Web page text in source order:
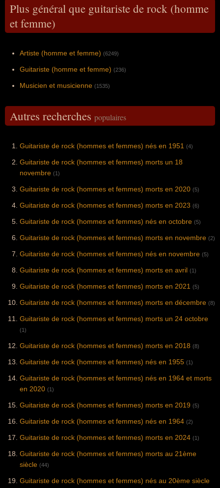
Plus général que guitariste de rock (homme
et femme)
Artiste (homme et femme) (6249)
Guitariste (homme et femme) (236)
Musicien et musicienne (1535)
Autres recherches populaires
Guitariste de rock (hommes et femmes) nés en 1951 (4)
Guitariste de rock (hommes et femmes) morts un 18
novembre (1)
Guitariste de rock (hommes et femmes) morts en 2020 (5)
Guitariste de rock (hommes et femmes) morts en 2023 (6)
Guitariste de rock (hommes et femmes) nés en octobre (5)
Guitariste de rock (hommes et femmes) morts en novembre (2)
Guitariste de rock (hommes et femmes) nés en novembre (5)
Guitariste de rock (hommes et femmes) morts en avril (1)
Guitariste de rock (hommes et femmes) morts en 2021 (5)
Guitariste de rock (hommes et femmes) morts en décembre (8)
Guitariste de rock (hommes et femmes) morts un 24 octobre
(1)
Guitariste de rock (hommes et femmes) morts en 2018 (8)
Guitariste de rock (hommes et femmes) nés en 1955 (1)
Guitariste de rock (hommes et femmes) nés en 1964 et morts
en 2020 (1)
Guitariste de rock (hommes et femmes) morts en 2019 (5)
Guitariste de rock (hommes et femmes) nés en 1964 (2)
Guitariste de rock (hommes et femmes) morts en 2024 (1)
Guitariste de rock (hommes et femmes) morts au 21ème
siècle (44)
Guitariste de rock (hommes et femmes) nés au 20ème siècle